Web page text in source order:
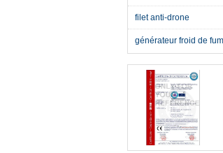
filet anti-drone
générateur froid de